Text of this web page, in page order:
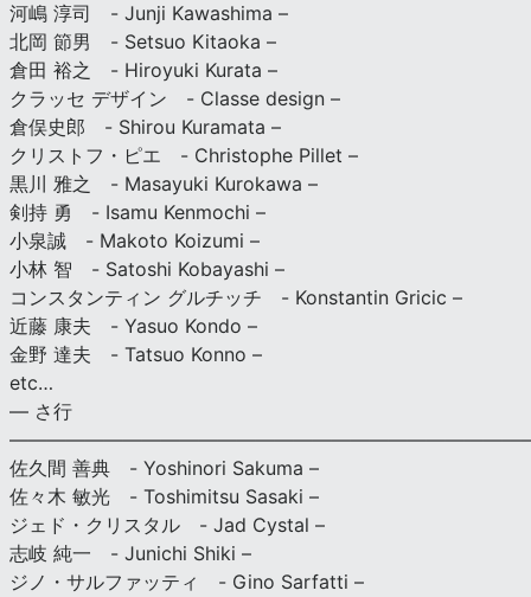
河嶋 淳司 - Junji Kawashima –
北岡 節男 - Setsuo Kitaoka –
倉田 裕之 - Hiroyuki Kurata –
クラッセ デザイン - Classe design –
倉俣史郎 - Shirou Kuramata –
クリストフ・ピエ - Christophe Pillet –
黒川 雅之 - Masayuki Kurokawa –
剣持 勇 - Isamu Kenmochi –
小泉誠 - Makoto Koizumi –
小林 智 - Satoshi Kobayashi –
コンスタンティン グルチッチ - Konstantin Gricic –
近藤 康夫 - Yasuo Kondo –
金野 達夫 - Tatsuo Konno –
etc…
— さ行
佐久間 善典 - Yoshinori Sakuma –
佐々木 敏光 - Toshimitsu Sasaki –
ジェド・クリスタル - Jad Cystal –
志岐 純一 - Junichi Shiki –
ジノ・サルファッティ - Gino Sarfatti –